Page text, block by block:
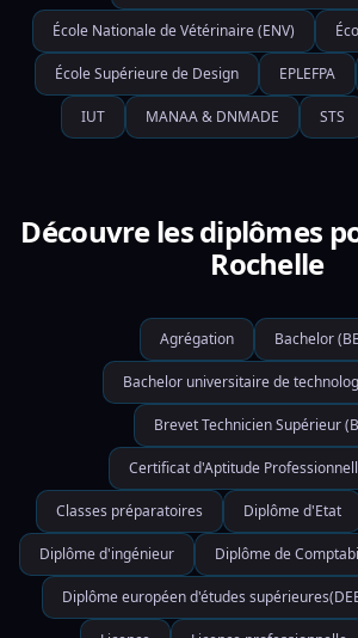
École Nationale de Vétérinaire (ENV)
École Supérieure de Design EPLEFPA
IUT MANAA & DNMADE STS
Découvre les diplômes
Rochelle
Agrégation Bachelor
Bachelor universitaire de
Brevet Technicien Supérieur
Certificat d'Aptitude
Classes préparatoires Diplôme d'Etat
Diplôme d'ingénieur Diplôme de
Diplôme européen d'études